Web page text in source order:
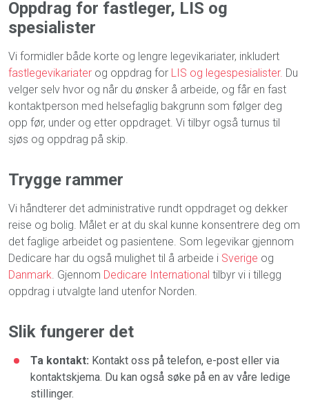
Oppdrag for fastleger, LIS og
spesialister
Vi formidler både korte og lengre legevikariater, inkludert
fastlegevikariater og oppdrag for LIS og legespesialister. Du
velger selv hvor og når du ønsker å arbeide, og får en fast
kontaktperson med helsefaglig bakgrunn som følger deg
opp før, under og etter oppdraget. Vi tilbyr også turnus til
sjøs og oppdrag på skip.
Trygge rammer
Vi håndterer det administrative rundt oppdraget og dekker
reise og bolig. Målet er at du skal kunne konsentrere deg om
det faglige arbeidet og pasientene. Som legevikar gjennom
Dedicare har du også mulighet til å arbeide i Sverige og
Danmark . Gjennom Dedicare International tilbyr vi i tillegg
oppdrag i utvalgte land utenfor Norden.
Slik fungerer det
Ta kontakt: Kontakt oss på telefon, e-post eller via
kontaktskjema. Du kan også søke på en av våre ledige
stillinger.